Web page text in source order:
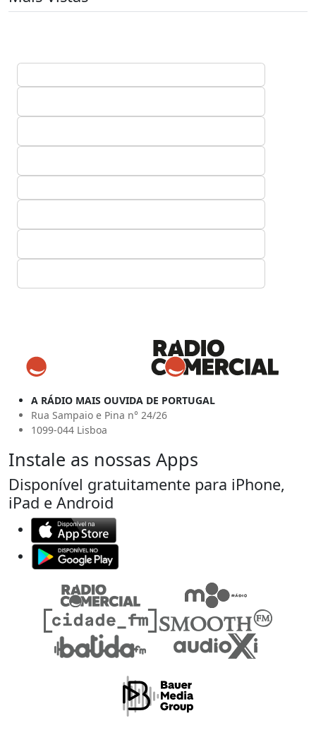
A RÁDIO MAIS OUVIDA DE PORTUGAL
Rua Sampaio e Pina n° 24/26
1099-044 Lisboa
Instale as nossas Apps
Disponível gratuitamente para iPhone,
iPad e Android